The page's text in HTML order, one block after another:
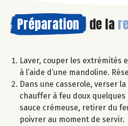
Préparation de la
Laver, couper les extrémités
à l’aide d’une mandoline.
Dans une casserole, verser
chauffer à feu doux quelques
sauce crémeuse, retirer du
poivrer au moment de servir.